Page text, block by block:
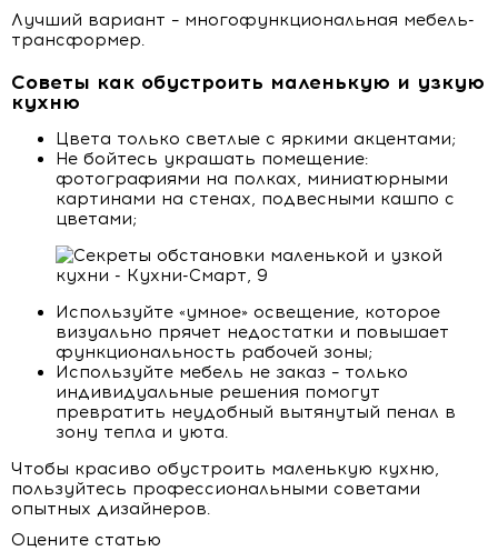
Лучший вариант – многофункциональная мебель-
трансформер.
Советы как обустроить маленькую и узкую
кухню
Цвета только светлые с яркими акцентами;
Не бойтесь украшать помещение:
фотографиями на полках, миниатюрными
картинами на стенах, подвесными кашпо с
цветами;
Используйте «умное» освещение, которое
визуально прячет недостатки и повышает
функциональность рабочей зоны;
Используйте мебель не заказ – только
индивидуальные решения помогут
превратить неудобный вытянутый пенал в
зону тепла и уюта.
Чтобы красиво обустроить маленькую кухню,
пользуйтесь профессиональными советами
опытных дизайнеров.
Оцените статью